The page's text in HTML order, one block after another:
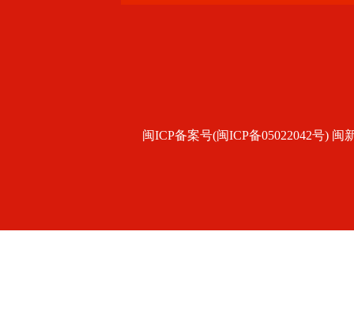
闽ICP备案号(闽ICP备05022042号) 闽